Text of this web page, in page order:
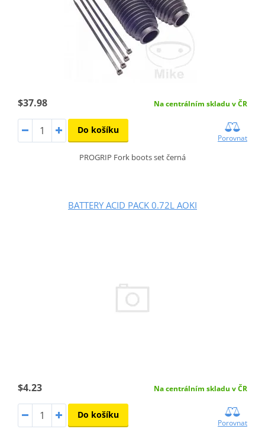
$37.98 Na centrálním skladu v ČR
Do košíku
Porovnat
PROGRIP Fork boots set černá
BATTERY ACID PACK 0.72L AOKI
$4.23 Na centrálním skladu v ČR
Do košíku
Porovnat